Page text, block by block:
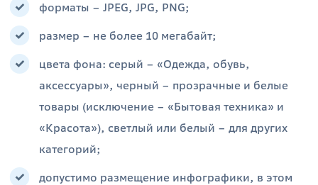
форматы – JPEG, JPG, PNG;
размер – не более 10 мегабайт;
цвета фона: серый – «Одежда, обувь,
аксессуары», черный – прозрачные и белые
товары (исключение – «Бытовая техника» и
«Красота»), светлый или белый – для других
категорий;
допустимо размещение инфографики, в этом